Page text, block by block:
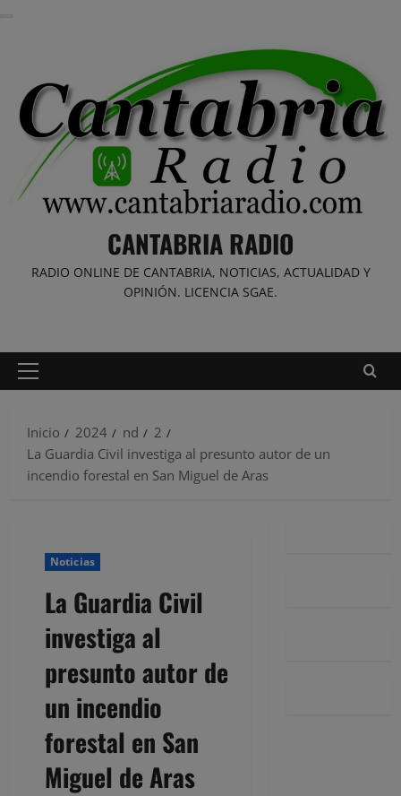
CANTABRIA RADIO
RADIO ONLINE DE CANTABRIA, NOTICIAS, ACTUALIDAD Y
OPINIÓN. LICENCIA SGAE.
Menú
Inicio
2024 nd
2
La Guardia Civil investiga al presunto autor de un
incendio forestal en San Miguel de Aras
Noticias
La Guardia Civil
investiga al
presunto autor de
un incendio
forestal en San
Miguel de Aras